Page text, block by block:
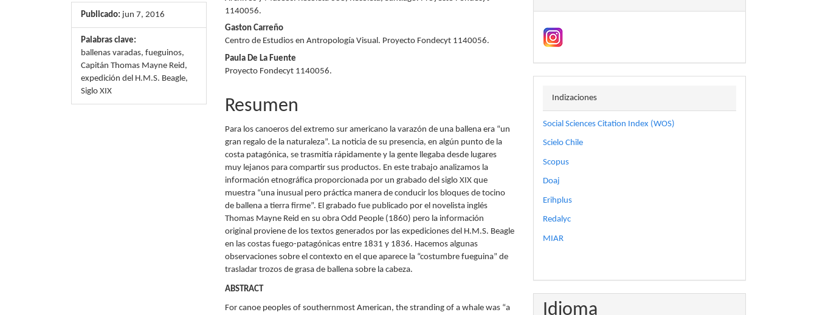
del
artículo
Publicado: jun 7, 2016
Palabras clave:
ballenas varadas, fueguinos,
Capitán Thomas Mayne Reid,
expedición del H.M.S. Beagle,
Siglo XIX
del
artículo
1140056.
Gaston Carreño
Centro de Estudios en Antropología Visual. Proyecto Fondecyt 1140056.
Paula De La Fuente
Proyecto Fondecyt 1140056.
Resumen
Para los canoeros del extremo sur americano la varazón de una ballena era “un
gran regalo de la naturaleza”. La noticia de su presencia, en algún punto de la
costa patagónica, se trasmitía rápidamente y la gente llegaba desde lugares
muy lejanos para compartir sus productos. En este trabajo analizamos la
información etnográfica proporcionada por un grabado del siglo XIX que
muestra “una inusual pero práctica manera de conducir los bloques de tocino
de ballena a tierra firme”. El grabado fue publicado por el novelista inglés
Thomas Mayne Reid en su obra Odd People (1860) pero la información
original proviene de los textos generados por las expediciones del H.M.S. Beagle
en las costas fuego-patagónicas entre 1831 y 1836. Hacemos algunas
observaciones sobre el contexto en el que aparece la “costumbre fueguina” de
trasladar trozos de grasa de ballena sobre la cabeza.
ABSTRACT
For canoe peoples of southernmost American, the stranding of a whale was “a
indizaciones
Indizaciones
Social Sciences Citation Index (WOS)
Scielo Chile
Scopus
Doaj
Erihplus
Redalyc
MIAR
Idioma